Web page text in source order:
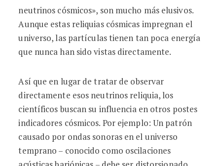
neutrinos cósmicos», son mucho más elusivos.
Aunque estas reliquias cósmicas impregnan el
universo, las partículas tienen tan poca energía
que nunca han sido vistas directamente.
Así que en lugar de tratar de observar
directamente esos neutrinos reliquia, los
científicos buscan su influencia en otros postes
indicadores cósmicos. Por ejemplo: Un patrón
causado por ondas sonoras en el universo
temprano – conocido como oscilaciones